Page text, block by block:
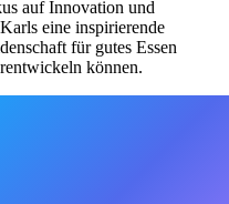
auf Innovation und
eine inspirierende
für gutes Essen
können.